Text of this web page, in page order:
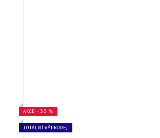
AKCE –33 %
TOTÁLNÍ VÝPRODEJ